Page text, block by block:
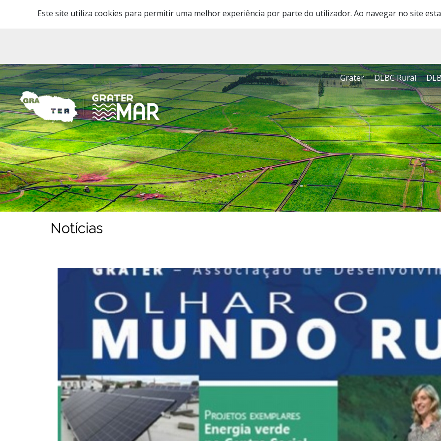
Este site utiliza cookies para permitir uma melhor experiência por parte do utilizador. Ao navegar no site
Grater DLBC Rural
Notícias